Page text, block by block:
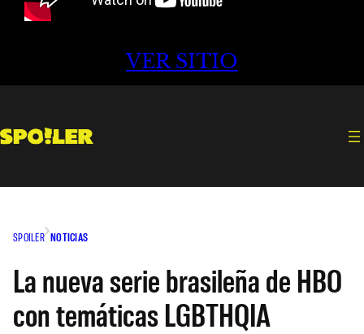
VER SITIO
SPOILER NOTICIAS
La nueva serie brasileña de HBO
con temáticas LGBTHQIA